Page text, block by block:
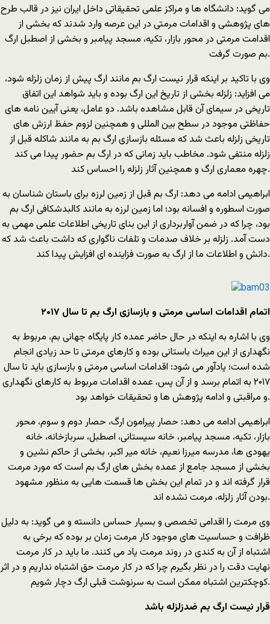
می گوید: دانشگاه ها و مراکز علمی تحقیقاتی داخل ایران نیز در قالب طرح
های پژوهشی و اقدامات مرمتی در این عرصه وارد شدند که بخشی از
اقدامت مرمتی در محور بازار، تکیه، مسجد پیامبر و بخشی از اصطبل ارگ
بم صورت گرفت.
وی با تاکید بر اینکه قرار نیست ارگ بم مانند ارگ پیش از زمان زلزله شود،
می افزاید: زلزله بخشی از تاریخ این ارگ بوده و باید شواهد این اتفاق
تاریخی در سیمای آن قابل مشاهده باشد. دو عامل، یعنی آیین نامه های
حفاظتی موجود در سطح بین المللی و همچنین لزوم حفظ ارزش های
تاریخی زلزله باعث شد که مسئله بازسازی ارگ بم به مانند شاکله قبل از
زلزله منتفی شود. مخاطب باید زمانی که در ارگ بم حضور پیدا می کند
چهره معماری ارگ و همچنین آثار زلزله را احساس کند.
ابراهیمی ادامه می دهد: ارگ بم قبل از زمین لرزه برای باستان شناسان به
صورت اسطوره و افسانه بود؛ اما زمین لرزه به مانند کالبدشکافی ارگ بم
بود، چرا که در ضمن آواربرداری از این بنای تاریخی اطلاعات علمی مهمی به
دست آمد. زلزله بر خلاف صدمات و تلفات ناگواری که داشت باعث شد که
دانش و اطلاعات ما از ارگ به صورت فزاینده ای افزایش پیدا کند.
اتمام اقدامات اساسی مرمتی و بازسازی ارگ بم تا سال ۲۰۱۷
وی با اشاره به اینکه در حال حاضر عمده کار پایگاه جهانی بم، مربوط به
نگهداری از این میراث باستانی بوده و کارهای مرمتی تا حد زیادی انجام
شده است؛ یادآور می شود: اقدامات اساسی مرمتی و بازسازی باید تا سال
۲۰۱۷ به اتمام برسد و از آن پس، عمده اقدامات مربوط به کارهای نگهداری
و مراقبتی و ادامه پژوهش ها و تحقیقات خواهد بود.
ابراهیمی ادامه می دهد: حصار پیرامون ارگ، حصار دوم و سوم، محور
بازار، تکیه، مسجد پیامبر، خانه سیستانی، اصطبل، سربازخانه، خانه
یهودی ها، مدرسه میرزا نعیم، خانه میر اکبر، بخشی از حاکم نشین و
بخشی از مسجد جامع از عمده بخش های ارگ بم است که مورد مرمت
قرار گرفته اند و در تمام این بخش ها قسمت هایی به منظور مشهود
بودن آثار زلزله، مرمت نشده اند.
وی مرمت را اقدامی تخصصی و بسیار حساس دانسته و می گوید: به دلیل
ظرافت و حساسیت های موجود کار مرمت زمان بر بوده که برخی به
اشتباه از آن به کندی در روند مرمت یاد می کنند. ما باید در کار مرمت
نهایت دقت را در نظر بگیرم چرا که در کار مرمت حق اشتباه نداریم و در اثر
کوچکترین اشتباه ممکن است به سرنوشت قبلی ارگ دچار شویم.
قرار نیست ارگ بم ضدزلزله باشد